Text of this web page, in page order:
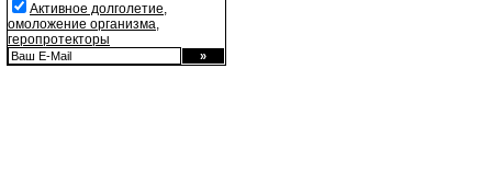
Активное долголетие,
омоложение организма,
геропротекторы